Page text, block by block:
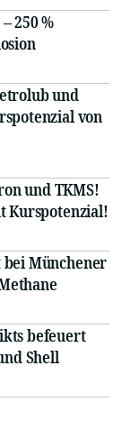
250 %
und
von
und TKMS!
Kurspotenzial!
Münchener
befeuert
Shell